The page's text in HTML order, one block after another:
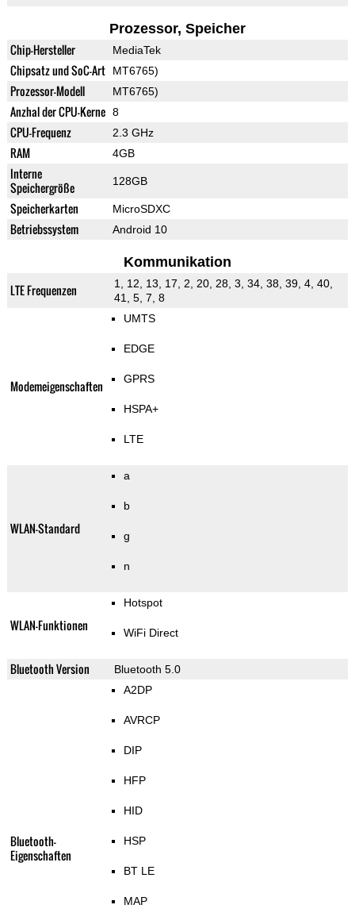
Prozessor, Speicher
Chip-Hersteller MediaTek
Chipsatz und SoC-Art MT6765)
Prozessor-Modell MT6765)
Anzhal der CPU-Kerne 8
CPU-Frequenz 2.3 GHz
RAM 4GB
Interne
Speichergröße
128GB
Speicherkarten MicroSDXC
Betriebssystem Android 10
Kommunikation
LTE Frequenzen
1, 12, 13, 17, 2, 20, 28, 3, 34, 38, 39, 4, 40,
41, 5, 7, 8
Modemeigenschaften
UMTS
EDGE
GPRS
HSPA+
LTE
WLAN-Standard
a
b
g
n
WLAN-Funktionen
Hotspot
WiFi Direct
Bluetooth Version Bluetooth 5.0
Bluetooth-
Eigenschaften
A2DP
AVRCP
DIP
HFP
HID
HSP
BT LE
MAP